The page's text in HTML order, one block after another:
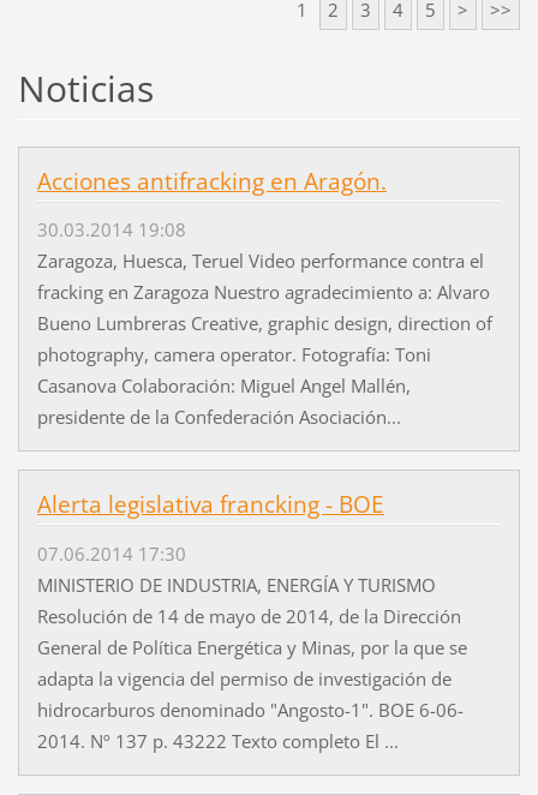
1 2 3 4 5 > >>
Noticias
Acciones antifracking en Aragón.
30.03.2014 19:08
Zaragoza, Huesca, Teruel Video performance contra el
fracking en Zaragoza Nuestro agradecimiento a: Alvaro
Bueno Lumbreras Creative, graphic design, direction of
photography, camera operator. Fotografía: Toni
Casanova Colaboración: Miguel Angel Mallén,
presidente de la Confederación Asociación...
Alerta legislativa francking - BOE
07.06.2014 17:30
MINISTERIO DE INDUSTRIA, ENERGÍA Y TURISMO
Resolución de 14 de mayo de 2014, de la Dirección
General de Política Energética y Minas, por la que se
adapta la vigencia del permiso de investigación de
hidrocarburos denominado "Angosto-1". BOE 6-06-
2014. Nº 137 p. 43222 Texto completo El ...